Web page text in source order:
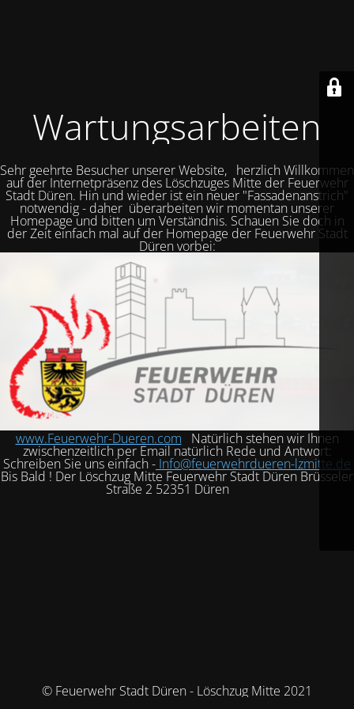
Wartungsarbeiten
Sehr geehrte Besucher unserer Website, herzlich Willkommen
auf der Internetpräsenz des Löschzuges Mitte der Feuerwehr
Stadt Düren. Hin und wieder ist ein neuer "Fassadenanstrich"
notwendig - daher überarbeiten wir momentan unserer
Homepage und bitten um Verständnis. Schauen Sie doch in
der Zeit einfach mal auf der Homepage der Feuerwehr Stadt
Düren vorbei:
www.Feuerwehr-Dueren.com Natürlich stehen wir Ihnen
zwischenzeitlich per Email natürlich Rede und Antwort:
Schreiben Sie uns einfach - Info@feuerwehrdueren-lzmitte.de
Bis Bald ! Der Löschzug Mitte Feuerwehr Stadt Düren Brüsseler
Straße 2 52351 Düren
© Feuerwehr Stadt Düren - Löschzug Mitte 2021